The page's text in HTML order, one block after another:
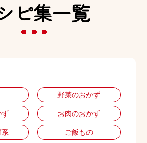
ピ集一覧
野菜のおかず
ず お肉のおかず
系 ご飯もの